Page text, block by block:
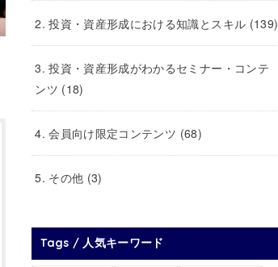
2. 投資・資産形成における知識とスキル (139)
3. 投資・資産形成がわかるセミナー・コンテ
ンツ (18)
4. 会員向け限定コンテンツ (68)
5. その他 (3)
Tags / 人気キーワード